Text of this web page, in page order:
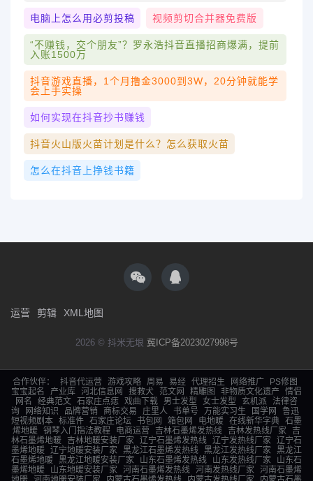
电脑上怎么用必剪投稿 视频剪切合并器免费版
“不赚钱，交个朋友”？罗永浩抖音直播招商爆满，提前
入账1500万
抖音游戏直播，1个月撸金3000到3W，20分钟就能学
会上手实操
如何实现在抖音抄书赚钱
抖音火山版火苗计划是什么？怎么获取火苗
怎么在抖音上挣钱书籍
运营 剪辑 XML地图
2026 © 抖米无垠 冀ICP备2023027998号
合作伙伴： 抖音代运营 游戏攻略 周易 易经 代理招生 网络推广
PS修图
宝宝起名
产业库 河北信息网 搜救犬 范文网 精雕图 非物质文化遗产
情侣
网名
经典范文 石家庄点痣 戏曲下载 男士发型 女士发型 玄机派
法律咨
询
网络知识 品牌营销 商标交易 庄里人 书单号 万能实习生 国学网
鲁迅
短视频剧本 标准件 石家庄论坛 书包网 箱包网 电地暖 在线新华字典 石墨
烯地暖 钢琴入门指法教程 电商运营 吉林石墨烯发热线 吉林发热线厂家
吉
林石墨烯地暖
吉林地暖安装厂家 辽宁石墨烯发热线 辽宁发热线厂家
辽宁石
墨烯地暖 辽宁地暖安装厂家 黑龙江石墨烯发热线 黑龙江发热线厂家
黑龙江
石墨烯地暖 黑龙江地暖安装厂家 山东石墨烯发热线 山东发热线厂家
山东石
墨烯地暖
山东地暖安装厂家 河南石墨烯发热线 河南发热线厂家
河南石墨烯